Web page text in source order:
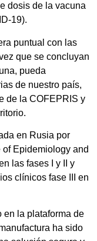
dosis de la vacuna
19).
puntual con las
que se concluyan
pueda
de nuestro país,
de la COFEPRIS y
en Rusia por
of Epidemiology and
las fases I y II y
clínicos fase III en
en la plataforma de
ha sido